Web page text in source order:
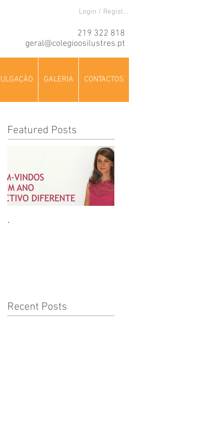
Login / Registre-se
219 322 818
geral@colegioosilustres.pt
GALERIA CONTACTOS
Featured Posts
.
Recent Posts